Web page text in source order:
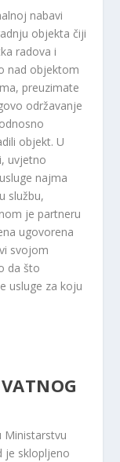
nabavi
objekta čiji
radova i
nad objektom
preuzimate
održavanje
objekt. U
uvjetno
najma
službu,
je partneru
ugovorena
svojom
da što
usluge za koju
Ministarstvu
je sklopljeno